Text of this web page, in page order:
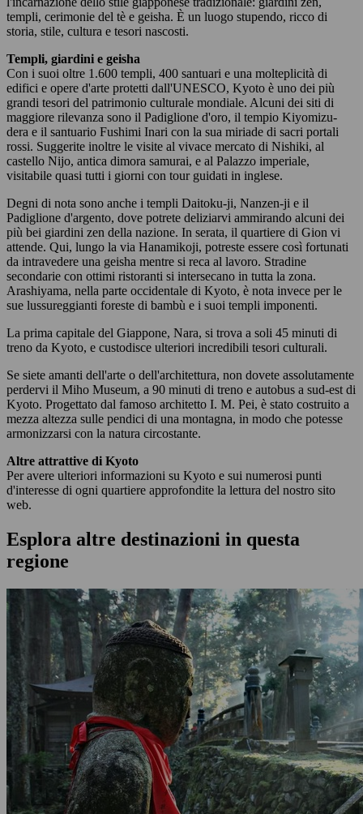
templi, cerimonie del tè e geisha. È un luogo stupendo, ricco di
storia, stile, cultura e tesori nascosti.
Templi, giardini e geisha
Con i suoi oltre 1.600 templi, 400 santuari e una molteplicità di
edifici e opere d'arte protetti dall'UNESCO, Kyoto è uno dei più
grandi tesori del patrimonio culturale mondiale. Alcuni dei siti di
maggiore rilevanza sono il Padiglione d'oro, il tempio Kiyomizu-
dera e il santuario Fushimi Inari con la sua miriade di sacri portali
rossi. Suggerite inoltre le visite al vivace mercato di Nishiki, al
castello Nijo, antica dimora samurai, e al Palazzo imperiale,
visitabile quasi tutti i giorni con tour guidati in inglese.
Degni di nota sono anche i templi Daitoku-ji, Nanzen-ji e il
Padiglione d'argento, dove potrete deliziarvi ammirando alcuni dei
più bei giardini zen della nazione. In serata, il quartiere di Gion vi
attende. Qui, lungo la via Hanamikoji, potreste essere così fortunati
da intravedere una geisha mentre si reca al lavoro. Stradine
secondarie con ottimi ristoranti si intersecano in tutta la zona.
Arashiyama, nella parte occidentale di Kyoto, è nota invece per le
sue lussureggianti foreste di bambù e i suoi templi imponenti.
La prima capitale del Giappone, Nara, si trova a soli 45 minuti di
treno da Kyoto, e custodisce ulteriori incredibili tesori culturali.
Se siete amanti dell'arte o dell'architettura, non dovete assolutamente
perdervi il Miho Museum, a 90 minuti di treno e autobus a sud-est di
Kyoto. Progettato dal famoso architetto I. M. Pei, è stato costruito a
mezza altezza sulle pendici di una montagna, in modo che potesse
armonizzarsi con la natura circostante.
Altre attrattive di Kyoto
Per avere ulteriori informazioni su Kyoto e sui numerosi punti
d'interesse di ogni quartiere approfondite la lettura del nostro sito
web.
Esplora altre destinazioni in questa
regione